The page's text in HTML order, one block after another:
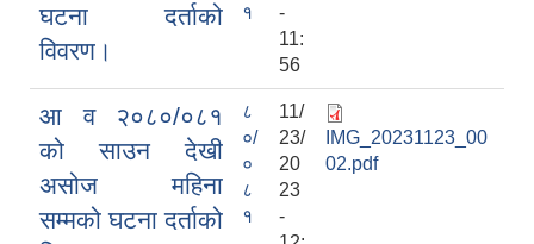
घटना दर्ताको
विवरण।
१
-
11:
56
आ व २०८०/०८१
को साउन देखी
असोज महिना
सम्मको घटना दर्ताको
८
०/
०
८
१
11/
23/
20
23
-
IMG_20231123_00
02.pdf